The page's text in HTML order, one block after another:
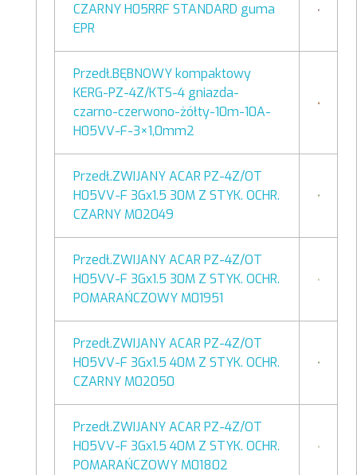
CZARNY H05RRF STANDARD guma
EPR
Przedł.BĘBNOWY kompaktowy
KERG-PZ-4Z/KTS-4 gniazda-
czarno-czerwono-żółty-10m-10A-
H05VV-F-3×1,0mm2
Przedł.ZWIJANY ACAR PZ-4Z/OT
H05VV-F 3Gx1.5 30M Z STYK. OCHR.
CZARNY M02049
Przedł.ZWIJANY ACAR PZ-4Z/OT
H05VV-F 3Gx1.5 30M Z STYK. OCHR.
POMARAŃCZOWY M01951
Przedł.ZWIJANY ACAR PZ-4Z/OT
H05VV-F 3Gx1.5 40M Z STYK. OCHR.
CZARNY M02050
Przedł.ZWIJANY ACAR PZ-4Z/OT
H05VV-F 3Gx1.5 40M Z STYK. OCHR.
POMARAŃCZOWY M01802